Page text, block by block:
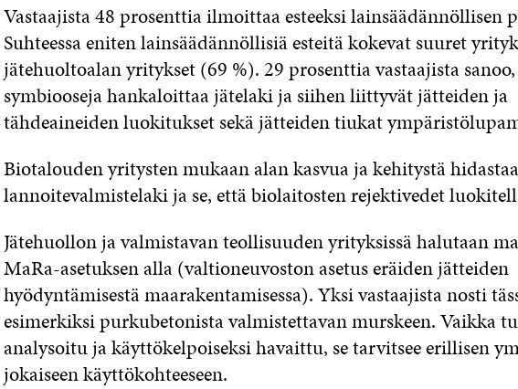
Vastaajista 48 prosenttia ilmoittaa esteeksi lainsäädännöllisen
Suhteessa eniten lainsäädännöllisiä esteitä kokevat suuret
jätehuoltoalan yritykset (69 %). 29 prosenttia vastaajista
symbiooseja hankaloittaa jätelaki ja siihen liittyvät jätteiden ja
tähdeaineiden luokitukset sekä jätteiden tiukat
Biotalouden yritysten mukaan alan kasvua ja kehitystä hidastaa
lannoitevalmistelaki ja se, että biolaitosten rejektivedet
Jätehuollon ja valmistavan teollisuuden yrityksissä halutaan
MaRa-asetuksen alla (valtioneuvoston asetus eräiden jätteiden
hyödyntämisestä maarakentamisessa). Yksi vastaajista nosti
esimerkiksi purkubetonista valmistettavan murskeen. Vaikka
analysoitu ja käyttökelpoiseksi havaittu, se tarvitsee erillisen
jokaiseen käyttökohteeseen.